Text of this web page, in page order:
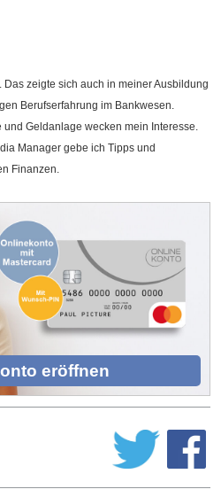
zeigte sich auch in meiner Ausbildung
Berufserfahrung im Bankwesen.
Geldanlage wecken mein Interesse.
Manager gebe ich Tipps und
Finanzen.
eröffnen